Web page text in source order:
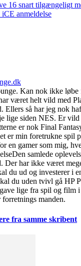
16 snart tilgængeligt
anmeldelse
Kan nok ikke løbe
været helt vild med
Ellers så har jeg nok
lige siden NES. Er vild
er nok Final
er min foretrukne spil
en gamer som mig,
Den samlede
Der har ikke været
du ud og investerer i
du uden tvivl gå HP
lige fra spil og film
manden.
fra samme skribent